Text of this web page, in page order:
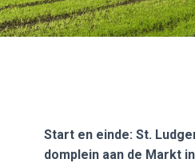
Start en einde: St.
domplein aan de Markt